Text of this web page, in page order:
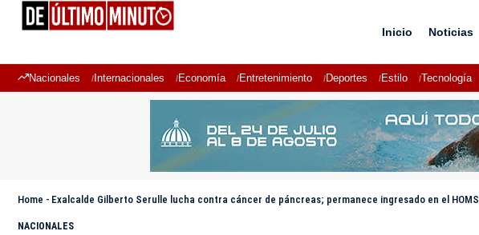
Inicio Noticias
Nacionales Internacionales Economía Entretenimiento Deportes Estilo Tecnología
Home - Exalcalde Gilberto Serulle lucha contra cáncer de páncreas; permanece ingresado en el HOMS
NACIONALES